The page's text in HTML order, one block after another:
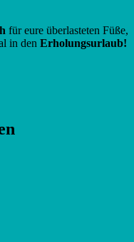
für eure überlasteten Füße,
in den Erholungsurlaub!